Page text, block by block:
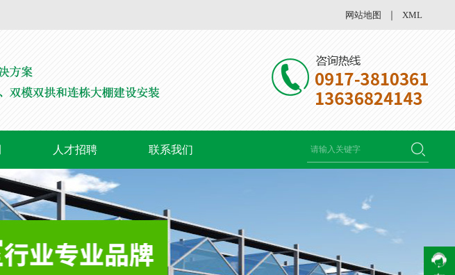
网站地图 XML
人才招聘 联系我们